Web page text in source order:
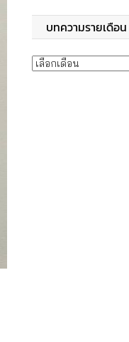
บทความรายเดือน
บทความรายเดือน